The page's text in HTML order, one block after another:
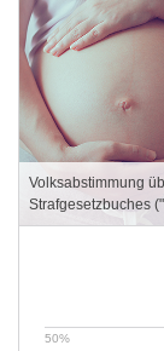
Volksabstimmung
Strafgesetzbuches